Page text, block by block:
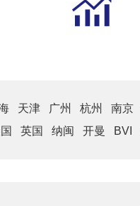
天津 广州 杭州 南京
英国 纳闽 开曼 BVI